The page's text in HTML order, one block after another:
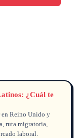
¿Cuál te
en Reino Unido y
ruta migratoria,
laboral.